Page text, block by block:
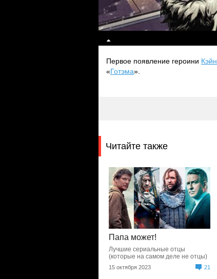
Первое появление героини Кэйн
«Готэма».
Читайте также
Папа может!
Лучшие сериальные отцы
(которые на самом деле не отцы)
15 октября 2023 21